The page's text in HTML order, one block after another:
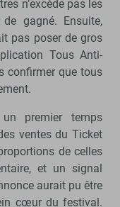
n’excède pas les
gagné. Ensuite,
pas poser de gros
Tous Anti-
confirmer que tous
premier temps
ventes du Ticket
de celles
et un signal
aurait pu être
cœur du festival.